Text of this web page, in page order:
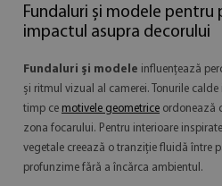
Fundaluri și modele
impactul asupra decorului
Fundaluri și modele influențează
și ritmul vizual al camerei. Tonurile
timp ce motivele geometrice ordonează
zona focarului. Pentru interioare
vegetale creează o tranziție fluidă între
profunzime fără a încărca ambientul.